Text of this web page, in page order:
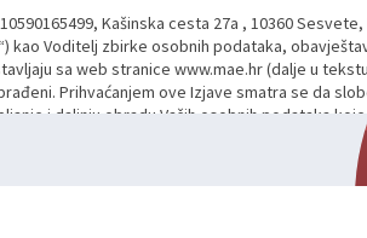
Kašinska cesta 27a , 10360
kao Voditelj zbirke osobnih podataka,
sa web stranice www.mae.hr (dalje u
Prihvaćanjem ove Izjave smatra se da
i daljnju obradu Vaših osobnih podataka
stranica u svrhu odgovora i daljnje komunikacije
Radi se o dobrovoljnom davanju podataka
niste dužni unositi svoje osobne podatke